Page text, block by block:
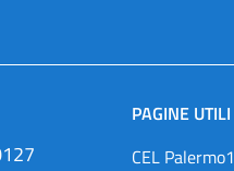
PAGINE UTILI
CEL Palermo1